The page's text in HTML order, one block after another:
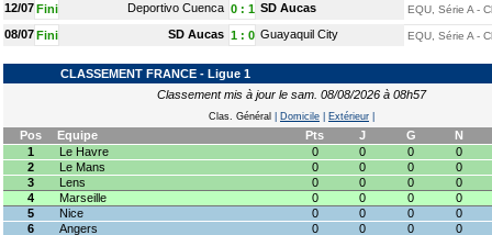
12/07 Fini Deportivo Cuenca 0: 1 SD Aucas EQU, Série A -
08/07 Fini SD Aucas 1: 0 Guayaquil City EQU, Série A -
CLASSEMENT FRANCE - Ligue 1
Classement mis à jour le sam. 08/08/2026 à 08h57
Clas. Général Domicile Extérieur
Pos Equipe Pts J G
N
1
Le Havre 0 0 0
0
2
Le Mans 0 0 0
0
3
Lens 0 0 0
0
4
Marseille 0 0 0
0
5
Nice 0 0 0
0
6
Angers 0 0 0
0